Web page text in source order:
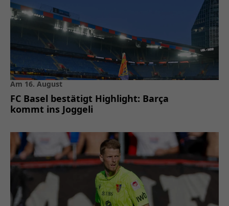
Am 16. August
FC Basel bestätigt Highlight: Barça
kommt ins Joggeli